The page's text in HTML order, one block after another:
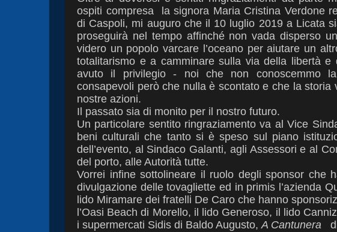
ospiti compresa
la signora Maria Cristina Verdone
di Caspoli, mi auguro che il 10 luglio 2019 a Licata
proseguirà nel tempo affinché non vada disperso
videro un popolo varcare l’oceano per aiutare un
totalitarismo e a camminare sulla via della libertà e
avuto il privilegio - noi che non conoscemmo
consapevoli però che nulla è scontato e che la
nostre azioni.
Il passato sia di monito per il nostro futuro.
Un particolare sentito ringraziamento va al Vice
beni culturali che tanto si è speso sul piano
dell’evento, al Sindaco Galanti, agli Assessori e al
del porto, alle Autorità tutte.
Vorrei infine sottolineare il ruolo degli sponsor che
divulgazione delle tovagliette ed in primis l’azienda
lido Miramare dei fratelli De Caro che hanno
l’Oasi Beach di Morello, il lido Generoso, il lido
i supermercati Sidis di Baldo Augusto,A Cantunera